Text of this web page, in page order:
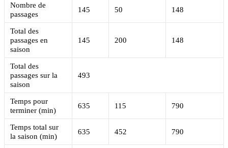
Nombre de
passages
145 50 148
Total des
passages en
saison
145 200 148
Total des
passages sur la
saison
493
Temps pour
terminer (min)
635 115 790
Temps total sur
la saison (min)
635 452 790